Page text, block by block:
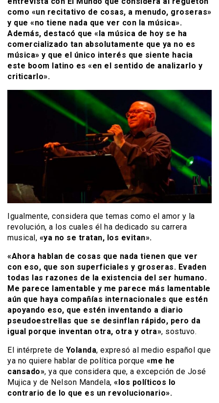
como «un recitativo de cosas, a menudo, groseras»
y que «no tiene nada que ver con la música».
Además, destacó que «la música de hoy se ha
comercializado tan absolutamente que ya no es
música» y que el único interés que siente hacia
este boom latino es «en el sentido de analizarlo y
criticarlo».
Igualmente, considera que temas como el amor y la
revolución, a los cuales él ha dedicado su carrera
musical, «ya no se tratan, los evitan».
«Ahora hablan de cosas que nada tienen que ver
con eso, que son superficiales y groseras. Evaden
todas las razones de la existencia del ser humano.
Me parece lamentable y me parece más lamentable
aún que haya compañías internacionales que estén
apoyando eso, que estén inventando a diario
pseudoestrellas que se desinflan rápido, pero da
igual porque inventan otra, otra y otra», sostuvo.
El intérprete de Yolanda, expresó al medio español que
ya no quiere hablar de política porque «me he
cansado», ya que considera que, a excepción de José
Mujica y de Nelson Mandela, «los políticos lo
contrario de lo que es un revolucionario».